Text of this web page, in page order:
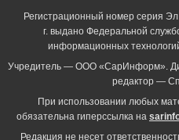
Регистрационный номер серия
г. выдано Федеральной
информационных
Учредитель — ООО «СарИнформ».
редактор —
При использовании любых
обязательна гиперссылка на
Редакция не несет